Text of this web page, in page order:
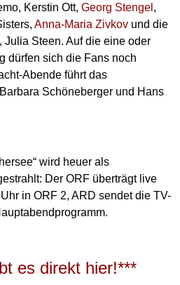
Kerstin Ott, Georg Stengel ,
Anna-Maria Zivkov und die
Julia Steen. Auf die eine oder
dürfen sich die Fans noch
Abende führt das
Schöneberger und Hans
wird heuer als
Der ORF überträgt live
in ORF 2, ARD sendet die TV-
es direkt hier!***